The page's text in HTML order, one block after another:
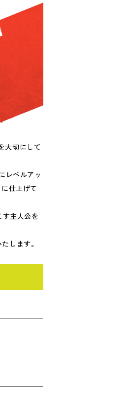
大切にして
レベルアッ
仕上げて
主人公を
します。